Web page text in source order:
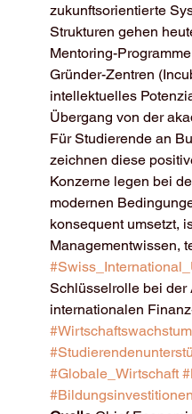
zukunftsorientierte
Strukturen gehen
Mentoring-
Gründer-Zentren
intellektuelles
Übergang von der
Für Studierende an
zeichnen diese
Konzerne legen bei
modernen
konsequent umsetzt,
Managementwissen,
Schlüsselrolle bei der
internationalen
#Wirtschaftswachstum
#Globale_Wirtschaft
#Bildungsinvestitionen